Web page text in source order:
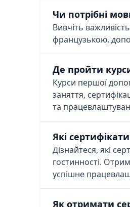
Чи потрібні
Вивчіть
французькою,
Де пройти
Курси першої
заняття,
та
Які
Дізнайтеся, які
гостинності.
успішне
Як отримати